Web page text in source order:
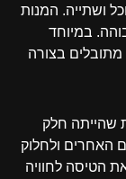
ושתייה. המנות
במיוחד
מתובלים בצורה
שהייתה חלק
האחרים ולחלוק
הטיסה לחוויה